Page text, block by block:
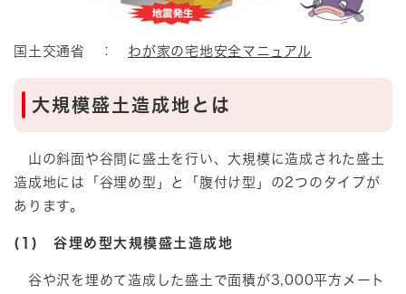
国土交通省 ： わが家の宅地安全マニュアル
大規模盛土造成地とは
山の斜面や谷間に盛土を行い、大規模に造成された盛土
造成地には「谷埋め型」と「腹付け型」の2つのタイプが
あります。
(1) 谷埋め型大規模盛土造成地
谷や沢を埋めて造成した盛土で面積が3,000平方メート